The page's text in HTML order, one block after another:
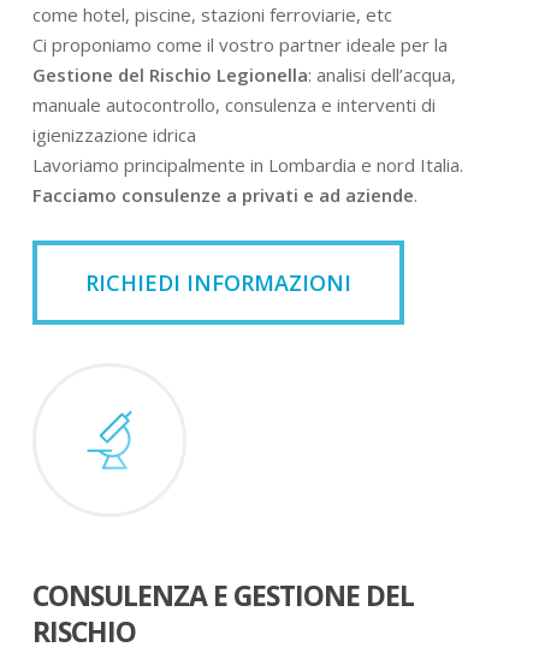
come hotel, piscine, stazioni ferroviarie, etc
Ci proponiamo come il vostro partner ideale per la
Gestione del Rischio Legionella: analisi dell’acqua,
manuale autocontrollo, consulenza e interventi di
igienizzazione idrica
Lavoriamo principalmente in Lombardia e nord Italia.
Facciamo consulenze a privati e ad aziende.
RICHIEDI INFORMAZIONI
CONSULENZA E GESTIONE DEL
RISCHIO